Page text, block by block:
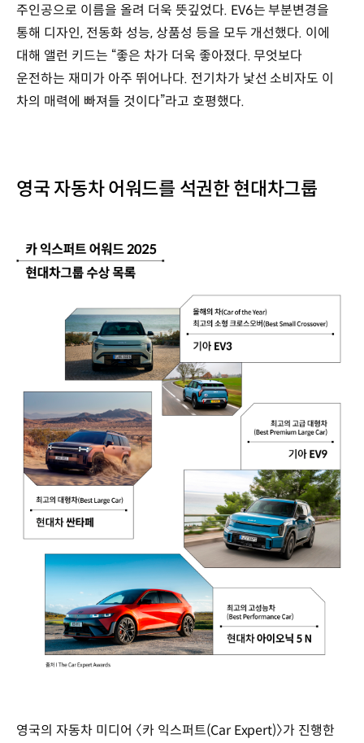
주인공으로 이름을 올려 더욱 뜻깊었다. EV6는 부분변경을
통해 디자인, 전동화 성능, 상품성 등을 모두 개선했다. 이에
대해 앨런 키드는 “좋은 차가 더욱 좋아졌다. 무엇보다
운전하는 재미가 아주 뛰어나다. 전기차가 낯선 소비자도 이
차의 매력에 빠져들 것이다”라고 호평했다.
영국 자동차 어워드를 석권한 현대차그룹
영국의 자동차 미디어 〈카 익스퍼트(Car Expert)〉가 진행한